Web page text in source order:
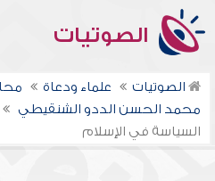
الصوتيات
الصوتيات علماء ودعاة
محمد الحسن الددو الشنقيطي
السياسة في الإسلام